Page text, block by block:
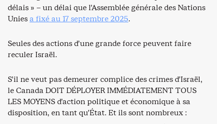
délais » – un délai que l’Assemblée générale des Nations
Uniesa fixé au 17 septembre 2025.
Seules des actions d’une grande force peuvent faire
reculer Israël.
S’il ne veut pas demeurer complice des crimes d’Israël,
le Canada DOIT DÉPLOYER IMMÉDIATEMENT TOUS
LES MOYENS d’action politique et économique à sa
disposition, en tant qu’État. Et ils sont nombreux :